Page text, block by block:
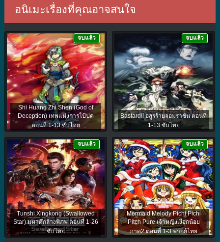
อนิเมะเรื่องที่คุณอาจสนใจ
Shi Huang Zhi Shen (God of
Deception) เทพแห่งการโป้ปด
ตอนที่ 1-13 ซับไทย
จบแล้ว
Bastard!! อสูรร้ายจอมราชัน ตอนที่
1-13 ซับไทย
จบแล้ว
Tunshi Xingkong (Swallowed
Star) มหาศึกล้างพิภพ ตอนที่ 1-26
ซับไทย
จบแล้ว
Mermaid Melody Pichi Pichi
Pitch Pure เจ้าหญิงเงือกน้อย
ภาค2 ตอนที่ 1-3 พากย์ไทย
จบแล้ว